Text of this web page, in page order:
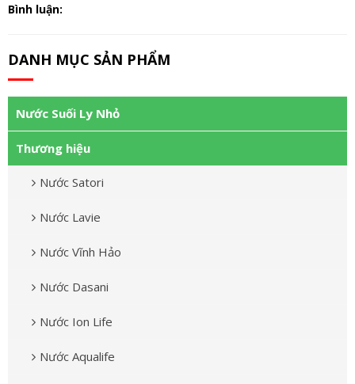
Bình luận:
DANH MỤC SẢN PHẨM
Nước Suối Ly Nhỏ
Thương hiệu
Nước Satori
Nước Lavie
Nước Vĩnh Hảo
Nước Dasani
Nước Ion Life
Nước Aqualife